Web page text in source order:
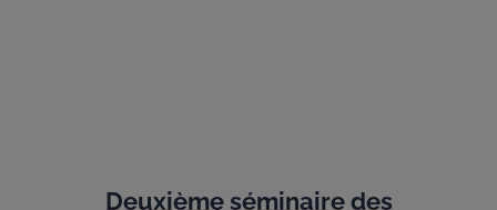
Deuxième séminaire des